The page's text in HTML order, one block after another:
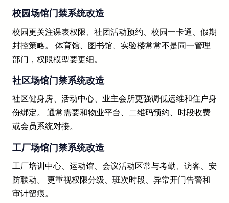
校园场馆门禁系统改造
校园更关注课表权限、社团活动预约、校园一卡通、假期
封控策略。 体育馆、图书馆、实验楼常常不是同一管理
部门，权限模型要更细。
社区场馆门禁系统改造
社区健身房、活动中心、业主会所更强调低运维和住户身
份绑定。 通常需要和物业平台、二维码预约、时段收费
或会员系统对接。
工厂场馆门禁系统改造
工厂培训中心、运动馆、会议活动区常与考勤、访客、安
防联动。 更重视权限分级、班次时段、异常开门告警和
审计留痕。